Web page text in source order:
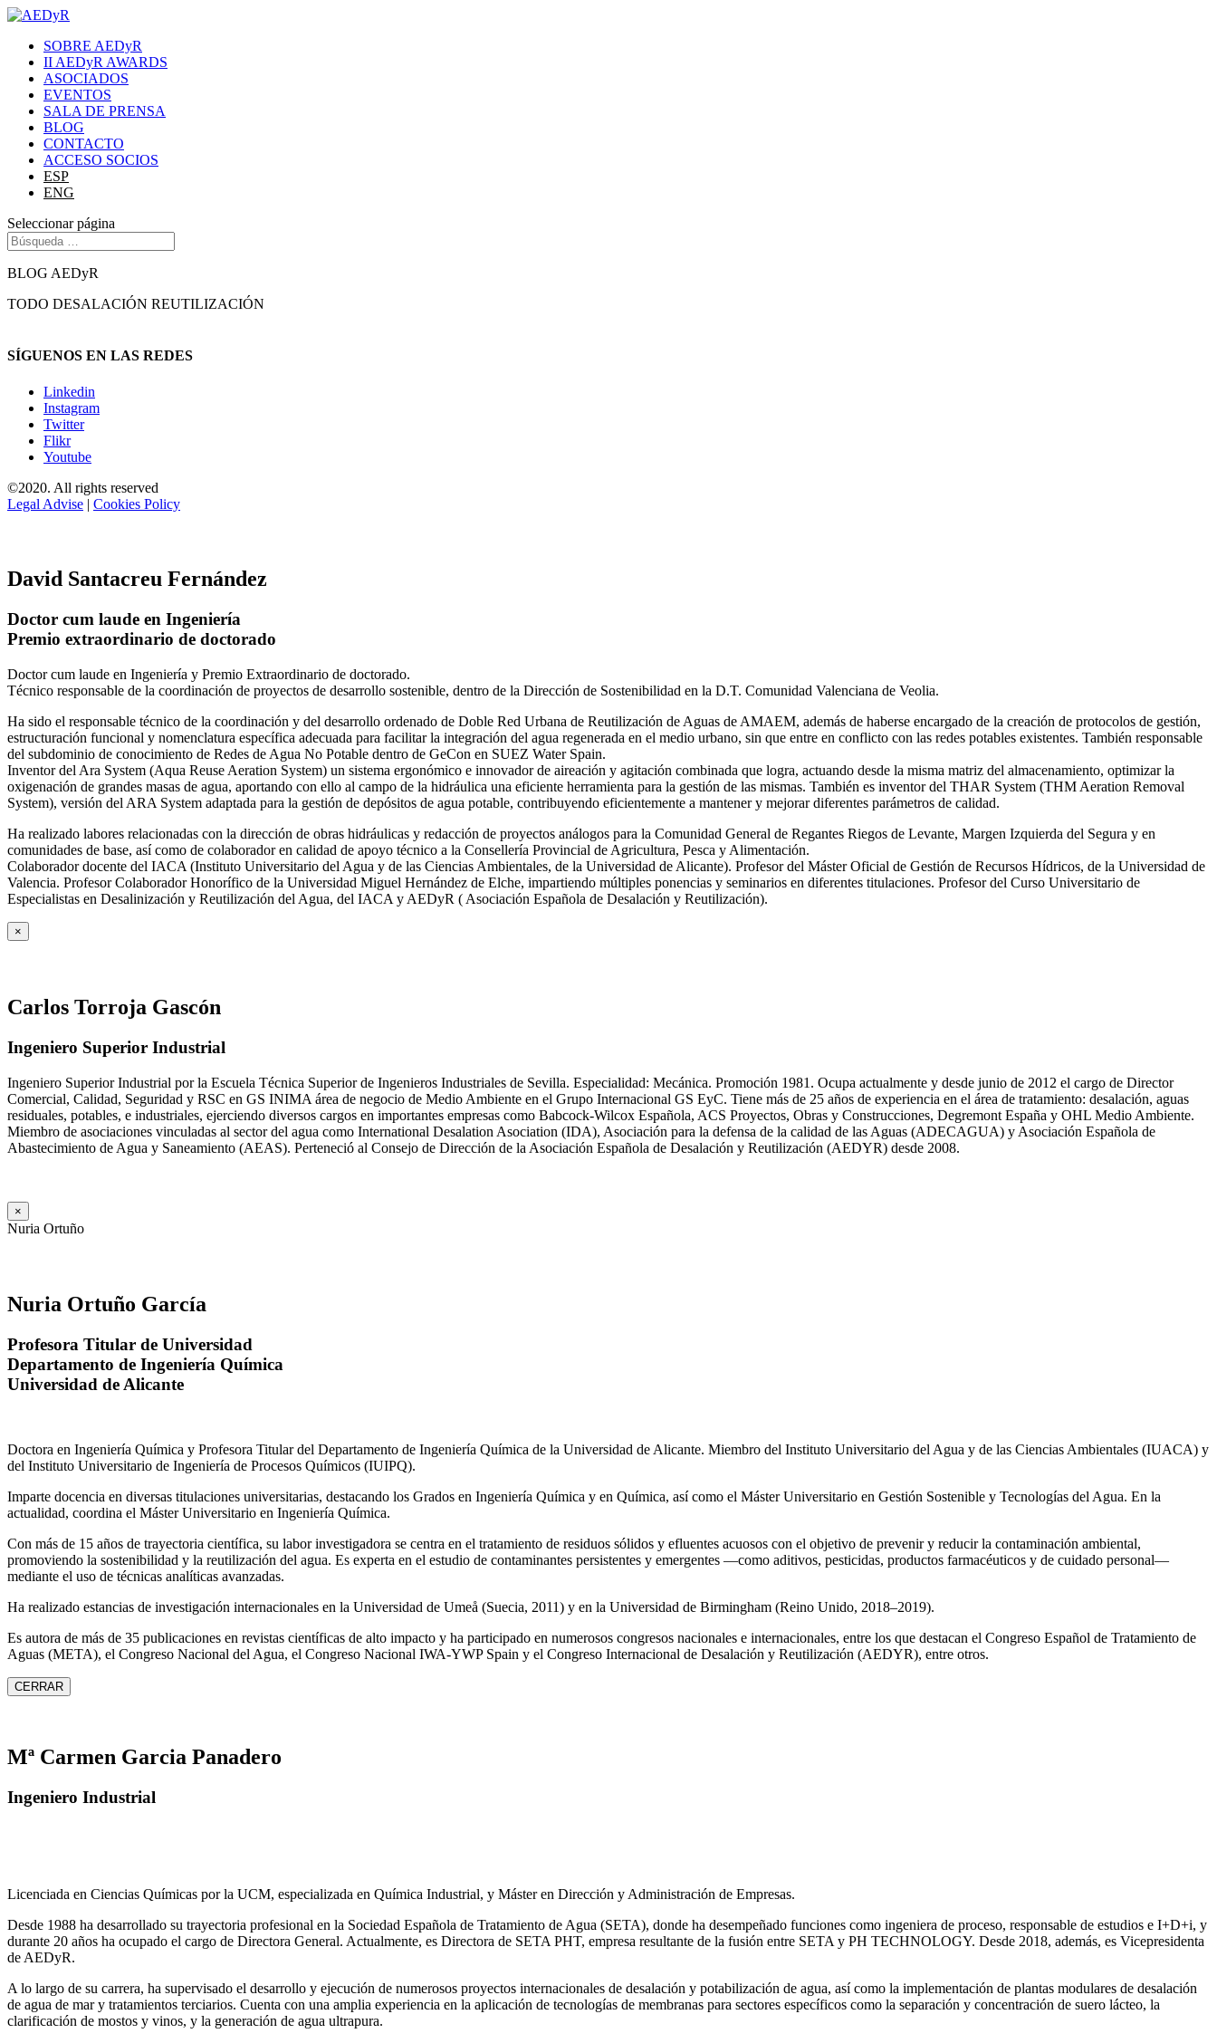
SOBRE AEDyR
II AEDyR AWARDS
ASOCIADOS
EVENTOS
SALA DE PRENSA
BLOG
CONTACTO
ACCESO SOCIOS
ESP
ENG
Seleccionar página
BLOG AEDyR
TODO DESALACIÓN REUTILIZACIÓN
SÍGUENOS EN LAS REDES
Linkedin
Instagram
Twitter
Flikr
Youtube
©2020. All rights reserved
Legal Advise | Cookies Policy
David Santacreu Fernández
Doctor cum laude en Ingeniería
Premio extraordinario de doctorado
Doctor cum laude en Ingeniería y Premio Extraordinario de doctorado.
Técnico responsable de la coordinación de proyectos de desarrollo sostenible, dentro de la Dirección de Sostenibilidad en la D.T. Comunidad Valenciana de Veolia.
Ha sido el responsable técnico de la coordinación y del desarrollo ordenado de Doble Red Urbana de Reutilización de Aguas de AMAEM, además de haberse encargado de la creación de protocolos de gestión,
estructuración funcional y nomenclatura específica adecuada para facilitar la integración del agua regenerada en el medio urbano, sin que entre en conflicto con las redes potables existentes. También responsable
del subdominio de conocimiento de Redes de Agua No Potable dentro de GeCon en SUEZ Water Spain.
Inventor del Ara System (Aqua Reuse Aeration System) un sistema ergonómico e innovador de aireación y agitación combinada que logra, actuando desde la misma matriz del almacenamiento, optimizar la
oxigenación de grandes masas de agua, aportando con ello al campo de la hidráulica una eficiente herramienta para la gestión de las mismas. También es inventor del THAR System (THM Aeration Removal
System), versión del ARA System adaptada para la gestión de depósitos de agua potable, contribuyendo eficientemente a mantener y mejorar diferentes parámetros de calidad.
Ha realizado labores relacionadas con la dirección de obras hidráulicas y redacción de proyectos análogos para la Comunidad General de Regantes Riegos de Levante, Margen Izquierda del Segura y en
comunidades de base, así como de colaborador en calidad de apoyo técnico a la Consellería Provincial de Agricultura, Pesca y Alimentación.
Colaborador docente del IACA (Instituto Universitario del Agua y de las Ciencias Ambientales, de la Universidad de Alicante). Profesor del Máster Oficial de Gestión de Recursos Hídricos, de la Universidad de
Valencia. Profesor Colaborador Honorífico de la Universidad Miguel Hernández de Elche, impartiendo múltiples ponencias y seminarios en diferentes titulaciones. Profesor del Curso Universitario de
Especialistas en Desalinización y Reutilización del Agua, del IACA y AEDyR ( Asociación Española de Desalación y Reutilización).
×
Carlos Torroja Gascón
Ingeniero Superior Industrial
Ingeniero Superior Industrial por la Escuela Técnica Superior de Ingenieros Industriales de Sevilla. Especialidad: Mecánica. Promoción 1981. Ocupa actualmente y desde junio de 2012 el cargo de Director
Comercial, Calidad, Seguridad y RSC en GS INIMA área de negocio de Medio Ambiente en el Grupo Internacional GS EyC. Tiene más de 25 años de experiencia en el área de tratamiento: desalación, aguas
residuales, potables, e industriales, ejerciendo diversos cargos en importantes empresas como Babcock-Wilcox Española, ACS Proyectos, Obras y Construcciones, Degremont España y OHL Medio Ambiente.
Miembro de asociaciones vinculadas al sector del agua como International Desalation Asociation (IDA), Asociación para la defensa de la calidad de las Aguas (ADECAGUA) y Asociación Española de
Abastecimiento de Agua y Saneamiento (AEAS). Perteneció al Consejo de Dirección de la Asociación Española de Desalación y Reutilización (AEDYR) desde 2008.
×
Nuria Ortuño
Nuria Ortuño García
Profesora Titular de Universidad
Departamento de Ingeniería Química
Universidad de Alicante
Doctora en Ingeniería Química y Profesora Titular del Departamento de Ingeniería Química de la Universidad de Alicante. Miembro del Instituto Universitario del Agua y de las Ciencias Ambientales (IUACA) y
del Instituto Universitario de Ingeniería de Procesos Químicos (IUIPQ).
Imparte docencia en diversas titulaciones universitarias, destacando los Grados en Ingeniería Química y en Química, así como el Máster Universitario en Gestión Sostenible y Tecnologías del Agua. En la
actualidad, coordina el Máster Universitario en Ingeniería Química.
Con más de 15 años de trayectoria científica, su labor investigadora se centra en el tratamiento de residuos sólidos y efluentes acuosos con el objetivo de prevenir y reducir la contaminación ambiental,
promoviendo la sostenibilidad y la reutilización del agua. Es experta en el estudio de contaminantes persistentes y emergentes —como aditivos, pesticidas, productos farmacéuticos y de cuidado personal—
mediante el uso de técnicas analíticas avanzadas.
Ha realizado estancias de investigación internacionales en la Universidad de Umeå (Suecia, 2011) y en la Universidad de Birmingham (Reino Unido, 2018–2019).
Es autora de más de 35 publicaciones en revistas científicas de alto impacto y ha participado en numerosos congresos nacionales e internacionales, entre los que destacan el Congreso Español de Tratamiento de
Aguas (META), el Congreso Nacional del Agua, el Congreso Nacional IWA‑YWP Spain y el Congreso Internacional de Desalación y Reutilización (AEDYR), entre otros.
CERRAR
Mª Carmen Garcia Panadero
Ingeniero Industrial
Licenciada en Ciencias Químicas por la UCM, especializada en Química Industrial, y Máster en Dirección y Administración de Empresas.
Desde 1988 ha desarrollado su trayectoria profesional en la Sociedad Española de Tratamiento de Agua (SETA), donde ha desempeñado funciones como ingeniera de proceso, responsable de estudios e I+D+i, y
durante 20 años ha ocupado el cargo de Directora General. Actualmente, es Directora de SETA PHT, empresa resultante de la fusión entre SETA y PH TECHNOLOGY. Desde 2018, además, es Vicepresidenta
de AEDyR.
A lo largo de su carrera, ha supervisado el desarrollo y ejecución de numerosos proyectos internacionales de desalación y potabilización de agua, así como la implementación de plantas modulares de desalación
de agua de mar y tratamientos terciarios. Cuenta con una amplia experiencia en la aplicación de tecnologías de membranas para sectores específicos como la separación y concentración de suero lácteo, la
clarificación de mostos y vinos, y la generación de agua ultrapura.